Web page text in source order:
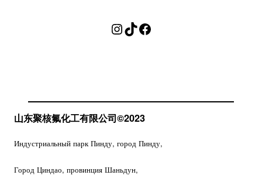
山东聚核氟化工有限公司©2023
Индустриальный парк Пинду, город Пинду,
Город Циндао, провинция Шаньдун,